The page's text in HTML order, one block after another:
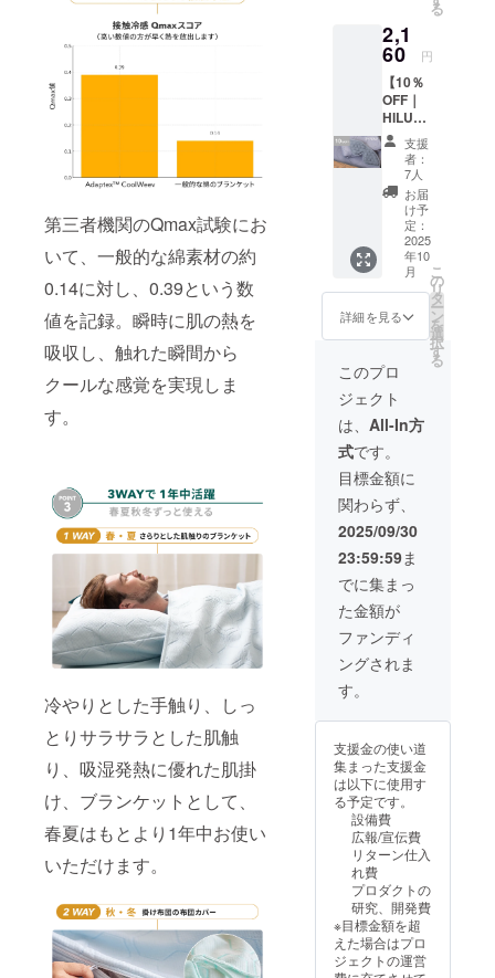
第三者機関のQmax試験にお
いて、一般的な綿素材の約
0.14に対し、0.39という数
値を記録。瞬時に肌の熱を
吸収し、触れた瞬間から
クールな感覚を実現しま
す。
冷やりとした手触り、しっ
とりサラサラとした肌触
り、吸湿発熱に優れた肌掛
け、ブランケットとして、
春夏はもとより1年中お使い
いただけます。
つきま
して
は、税
込・全
国一律
送料込
みの価
格と
なって
おりま
レー、
アイボ
リー ※
一般販
売予定
価格
3,200円
10％OF
F ※記載
の販売
価格に
つきま
して
は、税
込・全
国一律
格と
なって
おりま
す
る
2,1
60 円
【10％
OFF｜
HILU
Bluvet
アイ
マス
ク】 ・
アイマ
スク：1
点 色：
アッ
シュグ
レー ※
一般販
売予定
価格
2,400円
の
10％OF
F ※記載
の販売
価格に
つきま
して
は、税
込・全
国一律
送料込
みの価
格と
なって
おりま
す
支援
者：
7人
お届
け予
定：
2025
年10
月
詳細を見る
こ
の
リ
タ
ー
ン
を
選
択
す
る
このプロ
ジェクト
は、 All-In方
式です。
目標金額に
関わらず、
2025/09/30
23:59:59ま
でに集まっ
た金額が
ファンディ
ングされま
す。
支援金の使い道
集まった支援金
は以下に使用す
る予定です。
設備費
広報/宣伝費
リターン仕入
れ費
プロダクトの
研究、開発費
※目標金額を超
えた場合はプロ
ジェクトの運営